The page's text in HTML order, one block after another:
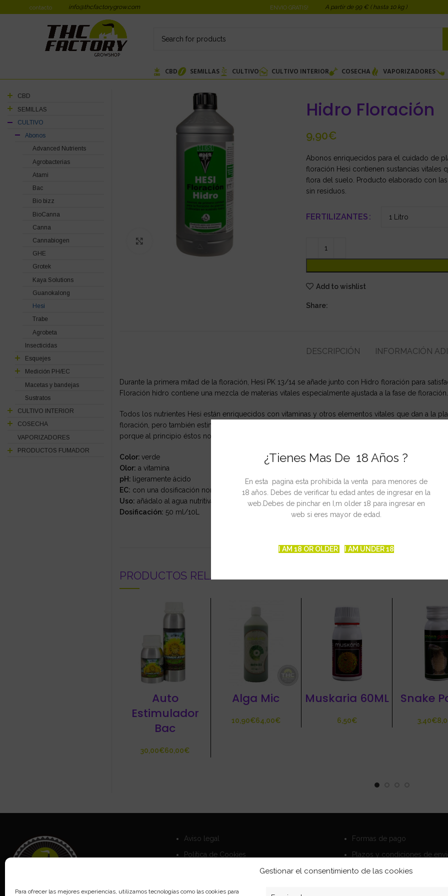
¿Tienes Mas De 18 Años ?
En esta pagina esta prohibida la venta para menores de
18 años. Debes de verificar tu edad antes de ingresar en la
web.Debes de pinchar en I,m older 18 para ingresar en
web si eres mayor de edad.
I AM 18 OR OLDER I AM UNDER 18
Gestionar el consentimiento de las cookies
Para ofrecer las mejores experiencias, utilizamos tecnologías como las cookies para
contacto info@thcfactorygrow.com ENVIO GRATIS! A partir de 99 € ( hasta 10 kg )
CBD SEMILLAS CULTIVO CULTIVO INTERIOR COSECHA VAPORIZADORES
Click to enlarge
Hidro Floración
€
Abonos enriquecidos para el cuidado de
floración Hesi contienen sustancias vitales
flora del suelo. Producto elaborado con
sin residuos.
FERTILIZANTES
Add to wishlist
Share:
DESCRIPCIÓN INFORMACIÓN
Durante la primera mitad de la floración, Hesi PK 13/14 se añade junto con Hidro floración para
Floración hidro contiene una mezcla de materias vitales especialmente ajustada a la fase de floración.
Todos los nutrientes Hesi están enriquecidos con vitaminas y otros elementos vitales que dan a la
floración, pero también estimulan el desarrollo de microorganismos en el medio ambiente. Un
porque al principio éstos no contienen microbios biológicos.
Color: verde
Olor: a vitamina
pH: ligeramente ácido
EC: con una dosificación normal EC entre 1.6 y 2.1 mS/cm (dependiente del agua del grifo)
Uso: añádalo al agua nutritiva durante la floración
Dosificación: 50 ml/10L
PRODUCTOS RELACIONADOS
Auto
Estimulador
Bac
€ €
Alga Mic
€ €
Muskaria 60ML
€
Snake
€
CBD
SEMILLAS
CULTIVO
Abonos
Advanced Nutrients
Agrobacterias
Atami
Bac
Bio bizz
BioCanna
Canna
Cannabiogen
GHE
Grotek
Kaya Solutions
Guanokalong
Hesi
Trabe
Agrobeta
Insecticidas
Esquejes
Medición PH/EC
Macetas y bandejas
Sustratos
CULTIVO INTERIOR
COSECHA
VAPORIZADORES
PRODUCTOS FUMADOR
Aviso legal
Política de Cookies
Formas de pago
Plazos y condiciones de
Politica de devoluciones